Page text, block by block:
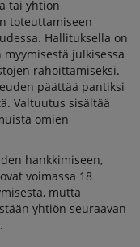
tai yhtiön
toteuttamiseen
Hallituksella on
julkisessa
rahoittamiseksi.
päättää pantiksi
Valtuutus sisältää
omien
hankkimiseen,
voimassa 18
mutta
yhtiön seuraavan